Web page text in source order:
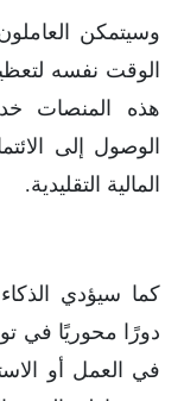
وسيتمكن
الوقت نفسه
هذه المنصات
الوصول إلى
المالية التقليدية.
كما سيؤدي
دورًا محوريًا في
في العمل أو